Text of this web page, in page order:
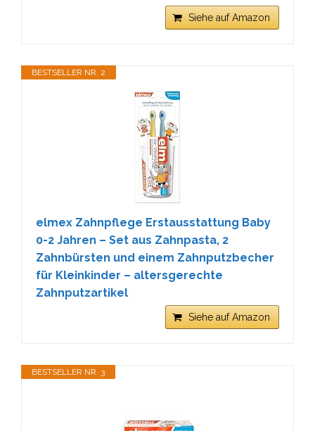
Siehe auf Amazon
BESTSELLER NR. 2
elmex Zahnpflege Erstausstattung Baby
0-2 Jahren – Set aus Zahnpasta, 2
Zahnbürsten und einem Zahnputzbecher
für Kleinkinder – altersgerechte
Zahnputzartikel
Siehe auf Amazon
BESTSELLER NR. 3